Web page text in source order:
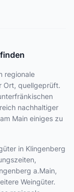
regionale
Ort, quellgeprüft.
nachhaltiger
Main einiges zu
in Klingenberg
a.Main,
Weingüter.